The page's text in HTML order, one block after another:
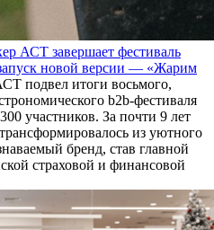
АСТ завершает фестиваль
новой версии — «Жарим
подвел итоги восьмого,
b2b-фестиваля
участников. За почти 9 лет
из уютного
бренд, став главной
страховой и финансовой